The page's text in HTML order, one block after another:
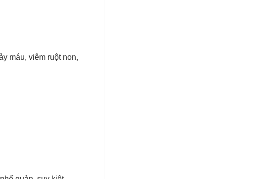
máu, viêm ruột non,